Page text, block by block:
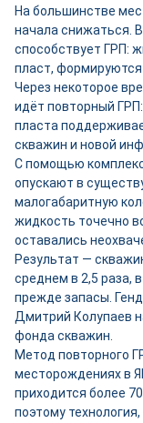
На большинстве
начала снижаться.
способствует ГРП:
пласт,
Через некоторое
идёт повторный
пласта
скважин и новой
С помощью
опускают в
малогабаритную
жидкость точечно
оставались
Результат —
среднем в 2,5 раза,
прежде запасы.
Дмитрий Колупаев
фонда скважин.
Метод повторного
месторождениях в
приходится более
поэтому